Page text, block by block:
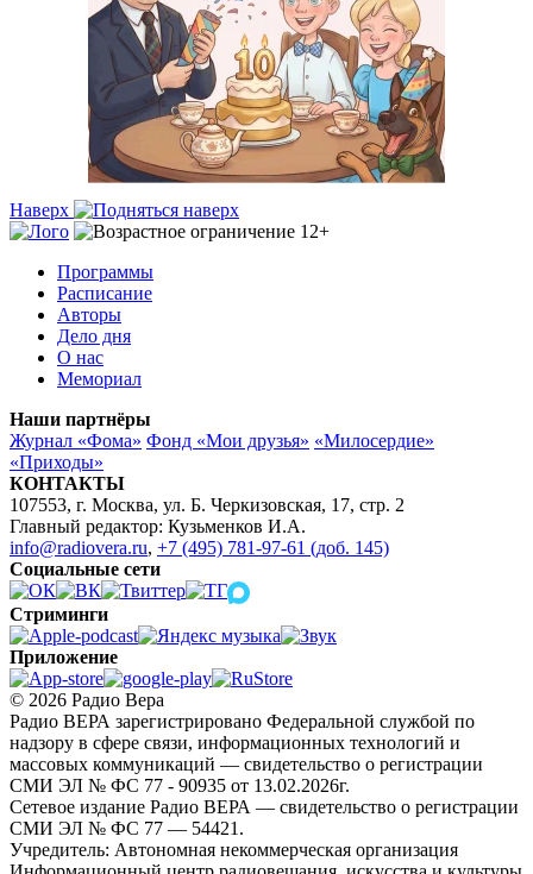
Наверх
Программы
Расписание
Авторы
Дело дня
О нас
Мемориал
Наши партнёры
Журнал «Фома» Фонд «Мои друзья» «Милосердие»
«Приходы»
КОНТАКТЫ
107553, г. Москва, ул. Б. Черкизовская, 17, стр. 2
Главный редактор: Кузьменков И.А.
info@radiovera.ru, +7 (495) 781-97-61 (доб. 145)
Социальные сети
Стриминги
Приложение
© 2026 Радио Вера
Радио ВЕРА зарегистрировано Федеральной службой по
надзору в сфере связи, информационных технологий и
массовых коммуникаций — свидетельство о регистрации
СМИ ЭЛ № ФС 77 - 90935 от 13.02.2026г.
Сетевое издание Радио ВЕРА — свидетельство о регистрации
СМИ ЭЛ № ФС 77 — 54421.
Учредитель: Автономная некоммерческая организация